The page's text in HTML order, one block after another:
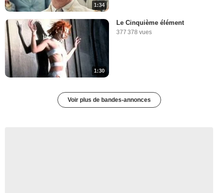
1:34
1:30
Le Cinquième élément
377 378 vues
Voir plus de bandes-annonces